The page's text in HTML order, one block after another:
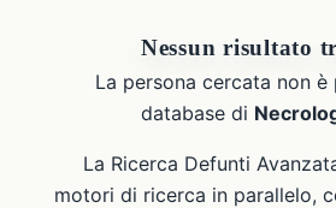
Nessun risultato
La persona cercata non è
database di
La Ricerca Defunti
motori di ricerca in parallelo,